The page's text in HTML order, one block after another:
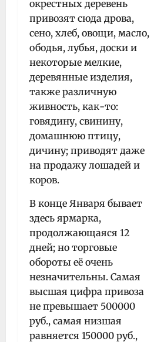
окрестных деревень
привозят сюда дрова,
сено, хлеб, овощи, масло,
ободья, лубья, доски и
некоторые мелкие,
деревянные изделия,
также различную
живность, как-то:
говядину, свинину,
домашнюю птицу,
дичину; приводят даже
на продажу лошадей и
коров.
В конце Января бывает
здесь ярмарка,
продолжающаяся 12
дней; но торговые
обороты её очень
незначительны. Самая
высшая цифра привоза
не превышает 500000
руб., самая низшая
равняется 150000 руб.,